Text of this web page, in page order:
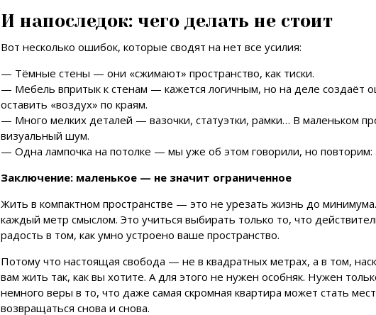
И напоследок: чего делать не стоит
Вот несколько ошибок, которые сводят на нет все усилия:
— Тёмные стены — они «сжимают» пространство, как тиски.
— Мебель впритык к стенам — кажется логичным, но на деле создаёт
оставить «воздух» по краям.
— Много мелких деталей — вазочки, статуэтки, рамки… В маленьком
визуальный шум.
— Одна лампочка на потолке — мы уже об этом говорили, но повторим:
Заключение: маленькое — не значит ограниченное
Жить в компактном пространстве — это не урезать жизнь до
каждый метр смыслом. Это учиться выбирать только то, что
радость в том, как умно устроено ваше пространство.
Потому что настоящая свобода — не в квадратных метрах, а в том,
вам жить так, как вы хотите. А для этого не нужен особняк. Нужен
немного веры в то, что даже самая скромная квартира может стать
возвращаться снова и снова.